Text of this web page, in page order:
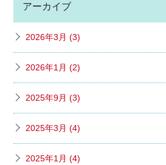
アーカイブ
2026年3月 (3)
2026年1月 (2)
2025年9月 (3)
2025年3月 (4)
2025年1月 (4)